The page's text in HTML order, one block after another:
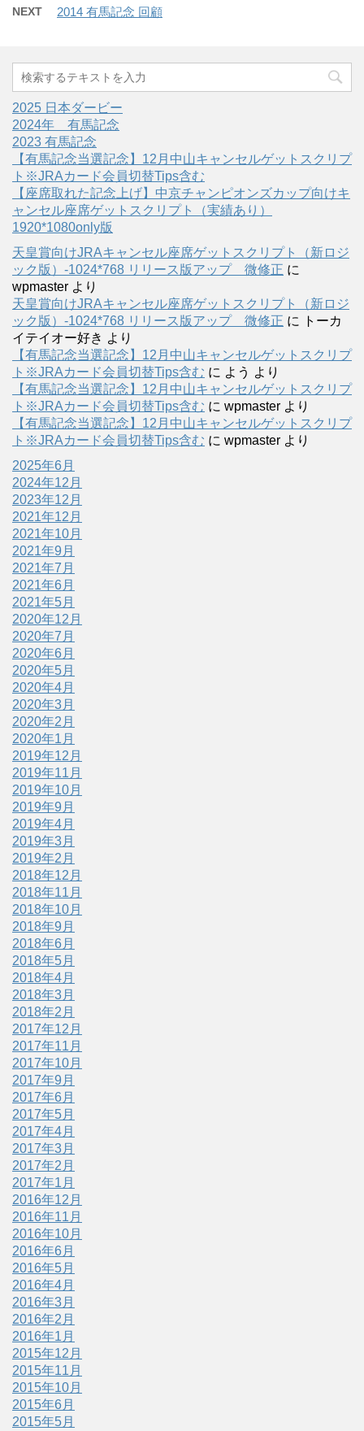
NEXT 2014 有馬記念 回顧
2025 日本ダービー
2024年 有馬記念
2023 有馬記念
【有馬記念当選記念】12月中山キャンセルゲットスクリプ
ト※JRAカード会員切替Tips含む
【座席取れた記念上げ】中京チャンピオンズカップ向けキ
ャンセル座席ゲットスクリプト（実績あり）
1920*1080only版
天皇賞向けJRAキャンセル座席ゲットスクリプト（新ロジ
ック版）-1024*768 リリース版アップ 微修正 に
wpmaster より
天皇賞向けJRAキャンセル座席ゲットスクリプト（新ロジ
ック版）-1024*768 リリース版アップ 微修正 に
トーカ
イテイオー好き より
【有馬記念当選記念】12月中山キャンセルゲットスクリプ
ト※JRAカード会員切替Tips含む に よう より
【有馬記念当選記念】12月中山キャンセルゲットスクリプ
ト※JRAカード会員切替Tips含む に wpmaster より
【有馬記念当選記念】12月中山キャンセルゲットスクリプ
ト※JRAカード会員切替Tips含む に wpmaster より
2025年6月
2024年12月
2023年12月
2021年12月
2021年10月
2021年9月
2021年7月
2021年6月
2021年5月
2020年12月
2020年7月
2020年6月
2020年5月
2020年4月
2020年3月
2020年2月
2020年1月
2019年12月
2019年11月
2019年10月
2019年9月
2019年4月
2019年3月
2019年2月
2018年12月
2018年11月
2018年10月
2018年9月
2018年6月
2018年5月
2018年4月
2018年3月
2018年2月
2017年12月
2017年11月
2017年10月
2017年9月
2017年6月
2017年5月
2017年4月
2017年3月
2017年2月
2017年1月
2016年12月
2016年11月
2016年10月
2016年6月
2016年5月
2016年4月
2016年3月
2016年2月
2016年1月
2015年12月
2015年11月
2015年10月
2015年6月
2015年5月